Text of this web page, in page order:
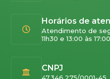
Horários de
Atendimento de
11h30 e 13:00 às
CNPJ